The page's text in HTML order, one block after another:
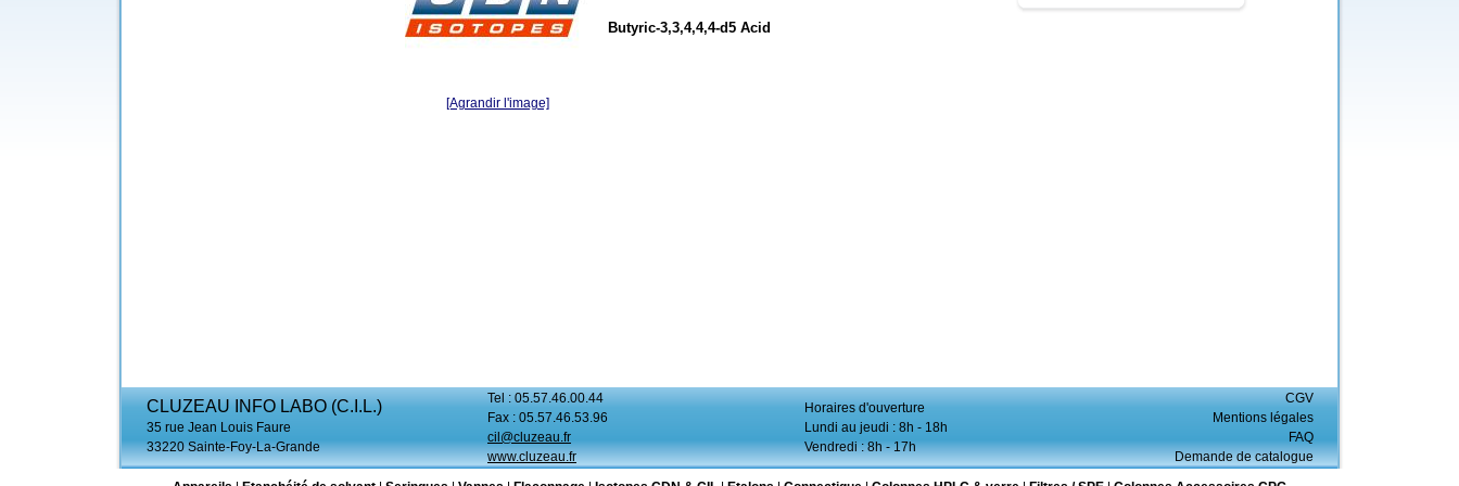
[Agrandir l'image]
Butyric-3,3,4,4,4-d5 Acid
CLUZEAU INFO LABO (C.I.L.)
35 rue Jean Louis Faure
33220 Sainte-Foy-La-Grande
Tel : 05.57.46.00.44
Fax : 05.57.46.53.96
cil@cluzeau.fr
www.cluzeau.fr
Horaires d'ouverture
Lundi au jeudi : 8h - 18h
Vendredi : 8h - 17h
CGV
Mentions légales
FAQ
Demande de catalogue